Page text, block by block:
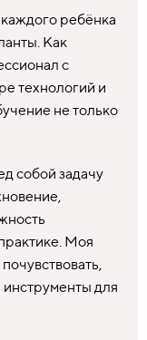
ребёнка
Как
с
технологий и
не только
собой задачу
Моя
инструменты для